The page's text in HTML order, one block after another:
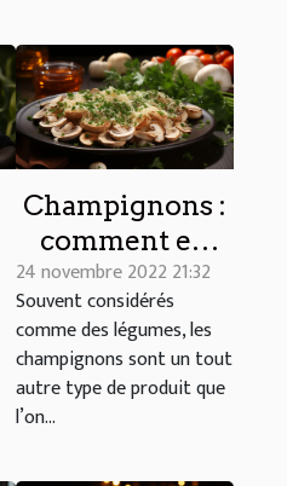
Champignons :
comment en
faire un art
culinaire ?
24 novembre 2022 21:32
Souvent considérés
comme des légumes, les
champignons sont un tout
autre type de produit que
l’on...